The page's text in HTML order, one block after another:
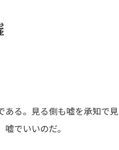
る。見る側も嘘を承知で見
でいいのだ。